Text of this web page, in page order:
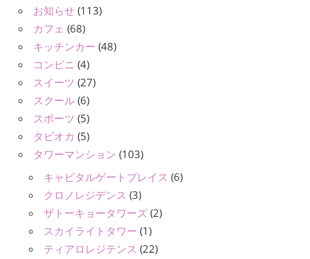
お知らせ (113)
カフェ (68)
キッチンカー (48)
コンビニ (4)
スイーツ (27)
スクール (6)
スポーツ (5)
タピオカ (5)
タワーマンション (103)
キャピタルゲートプレイス (6)
クロノレジデンス (3)
ザトーキョータワーズ (2)
スカイライトタワー (1)
ティアロレジテンス (22)